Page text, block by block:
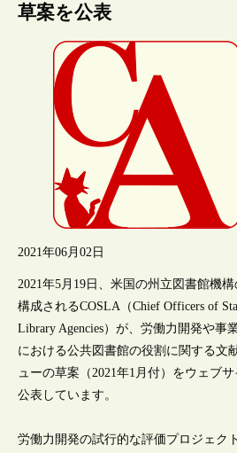
草案を公表
2021年06月02日
2021年5月19日、米国の州立図書館機
構成されるCOSLA（Chief Officers of
Library Agencies）が、労働力開発や事
における公共図書館の役割に関する文
ューの草案（2021年1月付）をウェブ
公表しています。
労働力開発の試行的な評価プロジェク